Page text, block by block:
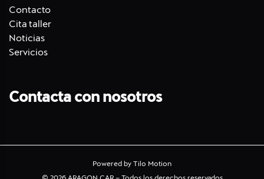
Contacto
Cita taller
Noticias
Servicios
Contacta con nosotros
Powered by Tilo Motion